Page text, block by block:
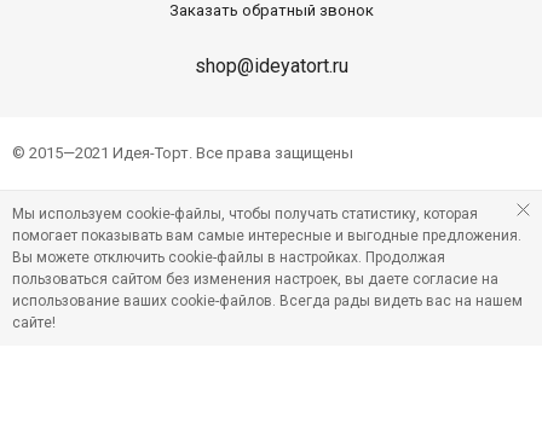
Заказать обратный звонок
shop@ideyatort.ru
© 2015—2021 Идея-Торт. Все права защищены
Мы используем cookie-файлы, чтобы получать статистику, которая
помогает показывать вам самые интересные и выгодные предложения.
Вы можете отключить cookie-файлы в настройках. Продолжая
пользоваться сайтом без изменения настроек, вы даете согласие на
использование ваших cookie-файлов. Всегда рады видеть вас на нашем
сайте!